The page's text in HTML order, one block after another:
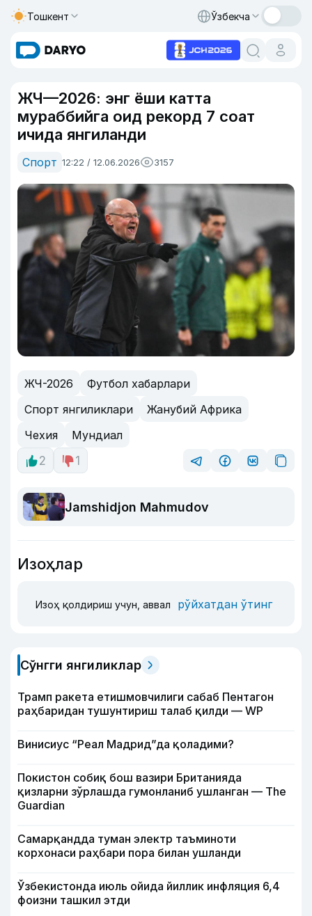
Тошкент Ўзбекча
ЖЧ—2026: энг ёши катта
мураббийга оид рекорд 7 соат
ичида янгиланди
Спорт 12:22 / 12.06.2026 3157
ЖЧ-2026
Футбол хабарлари
Спорт янгиликлари
Жанубий Африка
Чехия
Мундиал
2
1
Jamshidjon Mahmudov
Изоҳлар
Изоҳ қолдириш учун, аввал рўйхатдан ўтинг
Сўнгги янгиликлар
Трамп ракета етишмовчилиги сабаб Пентагон
раҳбаридан тушунтириш талаб қилди — WP
Винисиус “Реал Мадрид”да қоладими?
Покистон собиқ бош вазири Британияда
қизларни зўрлашда гумонланиб ушланган — The
Guardian
Самарқандда туман электр таъминоти
корхонаси раҳбари пора билан ушланди
Ўзбекистонда июль ойида йиллик инфляция 6,4
фоизни ташкил этди